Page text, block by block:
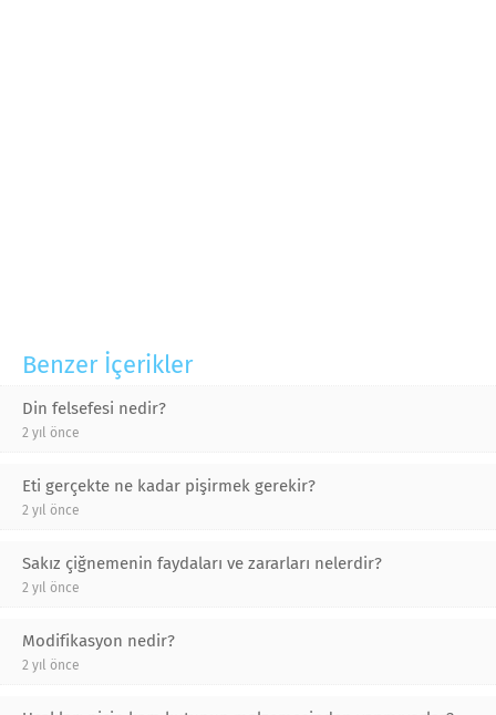
Benzer İçerikler
Din felsefesi nedir?
2 yıl önce
Eti gerçekte ne kadar pişirmek gerekir?
2 yıl önce
Sakız çiğnemenin faydaları ve zararları nelerdir?
2 yıl önce
Modifikasyon nedir?
2 yıl önce